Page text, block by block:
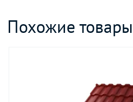
Похожие товары